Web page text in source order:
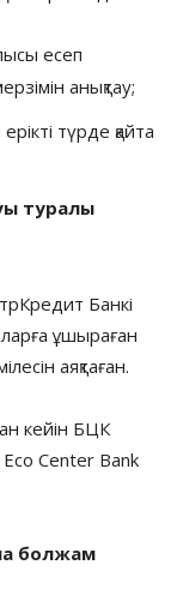
есеп
анықтау;
түрде қайта
туралы
Банкі
ұшыраған
аяқтаған.
кейін БЦК
Center Bank
болжам